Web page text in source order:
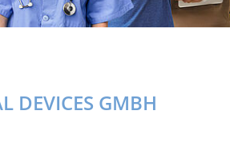
DEVICES GMBH